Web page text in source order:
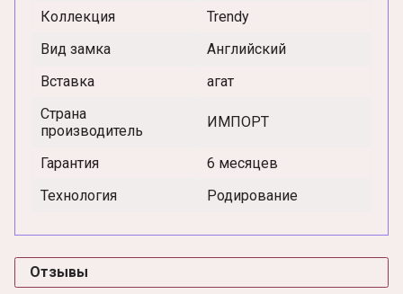
Коллекция
Trendy
Вид замка
Английский
Вставка
агат
Страна
производитель
ИМПОРТ
Гарантия
6 месяцев
Технология
Родирование
Отзывы